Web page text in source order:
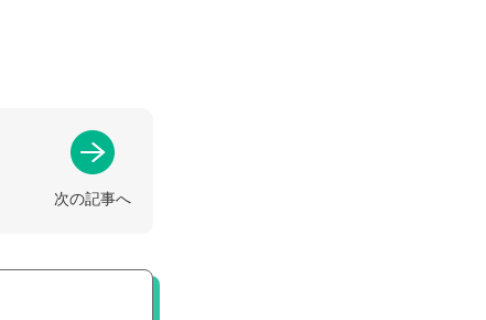
次の記事へ